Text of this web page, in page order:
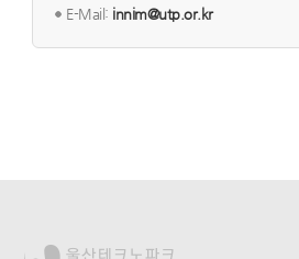
E-Mail: innim@utp.or.kr